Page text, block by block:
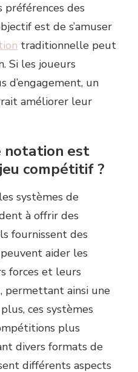
préférences des
est de s’amuser
traditionnelle peut
Si les joueurs
d’engagement, un
améliorer leur
notation est
compétitif ?
systèmes de
à offrir des
fournissent des
aider les
forces et leurs
permettant ainsi une
ces systèmes
plus
divers formats de
différents aspects